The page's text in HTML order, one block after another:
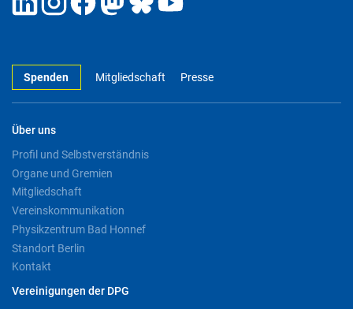
Spenden Mitgliedschaft Presse
Über uns
Profil und Selbstverständnis
Organe und Gremien
Mitgliedschaft
Vereinskommunikation
Physikzentrum Bad Honnef
Standort Berlin
Kontakt
Vereinigungen der DPG